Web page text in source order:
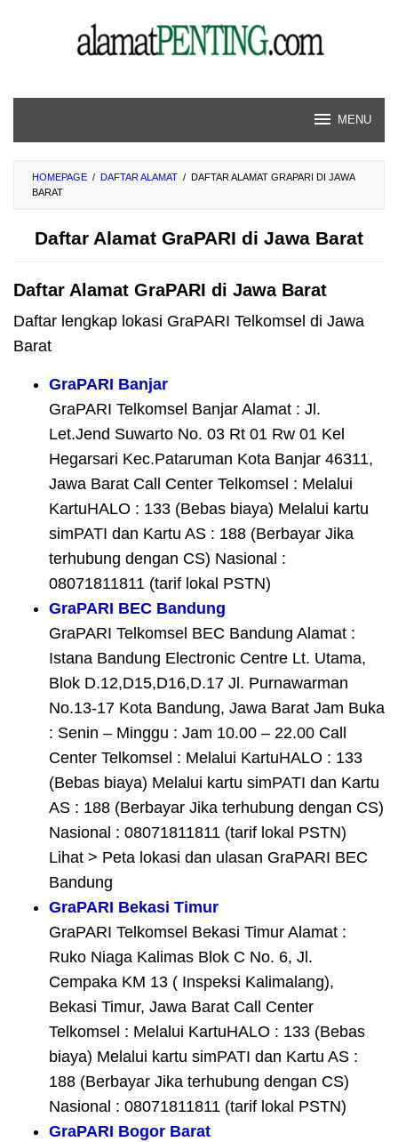
MENU
HOMEPAGE / DAFTAR ALAMAT / DAFTAR ALAMAT GRAPARI DI JAWA
BARAT
Daftar Alamat GraPARI di Jawa Barat
Daftar Alamat GraPARI di Jawa Barat
Daftar lengkap lokasi GraPARI Telkomsel di Jawa
Barat
GraPARI Banjar
GraPARI Telkomsel Banjar Alamat : Jl.
Let.Jend Suwarto No. 03 Rt 01 Rw 01 Kel
Hegarsari Kec.Pataruman Kota Banjar 46311,
Jawa Barat Call Center Telkomsel : Melalui
KartuHALO : 133 (Bebas biaya) Melalui kartu
simPATI dan Kartu AS : 188 (Berbayar Jika
terhubung dengan CS) Nasional :
08071811811 (tarif lokal PSTN)
GraPARI BEC Bandung
GraPARI Telkomsel BEC Bandung Alamat :
Istana Bandung Electronic Centre Lt. Utama,
Blok D.12,D15,D16,D.17 Jl. Purnawarman
No.13-17 Kota Bandung, Jawa Barat Jam Buka
: Senin – Minggu : Jam 10.00 – 22.00 Call
Center Telkomsel : Melalui KartuHALO : 133
(Bebas biaya) Melalui kartu simPATI dan Kartu
AS : 188 (Berbayar Jika terhubung dengan CS)
Nasional : 08071811811 (tarif lokal PSTN)
Lihat > Peta lokasi dan ulasan GraPARI BEC
Bandung
GraPARI Bekasi Timur
GraPARI Telkomsel Bekasi Timur Alamat :
Ruko Niaga Kalimas Blok C No. 6, Jl.
Cempaka KM 13 ( Inspeksi Kalimalang),
Bekasi Timur, Jawa Barat Call Center
Telkomsel : Melalui KartuHALO : 133 (Bebas
biaya) Melalui kartu simPATI dan Kartu AS :
188 (Berbayar Jika terhubung dengan CS)
Nasional : 08071811811 (tarif lokal PSTN)
GraPARI Bogor Barat